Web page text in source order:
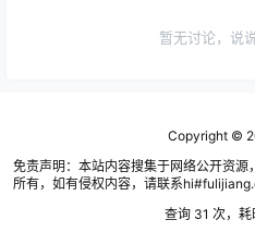
暂无讨论，说
Copyright ©
免责声明：本站内容搜集于网络公开资
所有，如有侵权内容，请联系
查询 31 次，耗